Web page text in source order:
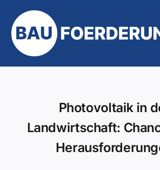
Inhalt
springen
Photovoltaik in
Landwirtschaft: